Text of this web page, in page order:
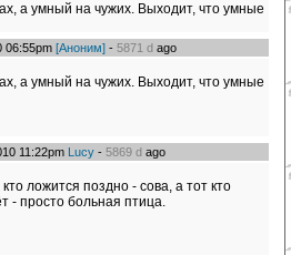
а умный на чужих. Выходит, что умные
06:55pm [Аноним] - 5871 d ago
а умный на чужих. Выходит, что умные
11:22pm Lucy - 5869 d ago
ложится поздно - сова, а тот кто
- просто больная птица.